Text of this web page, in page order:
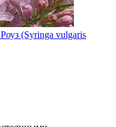
(Syringa vulgaris